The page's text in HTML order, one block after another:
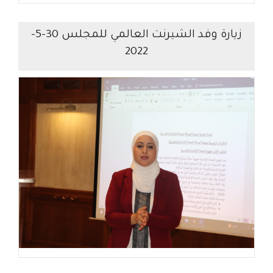
زيارة وفد الشيرنت العالمي للمجلس 30-5-
2022